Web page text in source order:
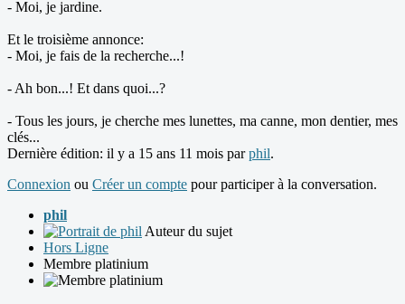
- Moi, je jardine.
Et le troisième annonce:
- Moi, je fais de la recherche...!
- Ah bon...! Et dans quoi...?
- Tous les jours, je cherche mes lunettes, ma canne, mon dentier, mes
clés...
Dernière édition: il y a 15 ans 11 mois parphil.
Connexion ou Créer un compte pour participer à la conversation.
phil
Auteur du sujet
Hors Ligne
Membre platinium